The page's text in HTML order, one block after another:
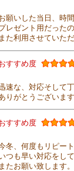
願いした当日、時
レゼント用だった
た利用させていた
すすめ度
速な、対応そして
りがとうございます
すすめ度
冬、何度もリピー
つも早い対応をし
たお願い致します。